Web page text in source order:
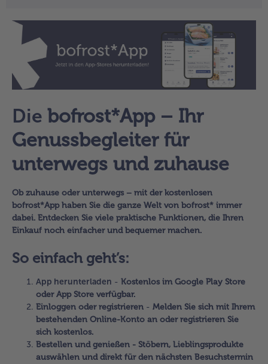
alle Brot & Gebäck
Süße Vielfalt
alle Wein & Spirituosen
Küchenhelfer
alle Küchenhelfer
Die bofrost*App – Ihr
Genussbegleiter für
unterwegs und zuhause
Ob zuhause oder unterwegs – mit der kostenlosen
bofrost*App haben Sie die ganze Welt von bofrost* immer
dabei. Entdecken Sie viele praktische Funktionen, die Ihren
Einkauf noch einfacher und bequemer machen.
So einfach geht’s:
App herunterladen - Kostenlos im Google Play Store
oder App Store verfügbar.
Einloggen oder registrieren - Melden Sie sich mit Ihrem
bestehenden Online-Konto an oder registrieren Sie
sich kostenlos.
Bestellen und genießen - Stöbern, Lieblingsprodukte
auswählen und direkt für den nächsten Besuchstermin